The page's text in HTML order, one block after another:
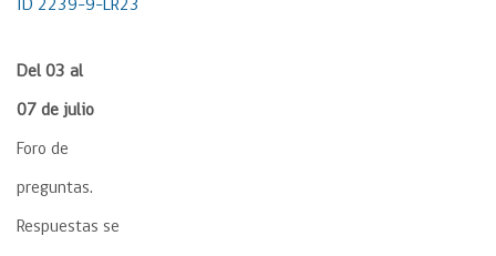
ID 2239-9-LR23
Del 03 al
07 de julio
Foro de
preguntas.
Respuestas se